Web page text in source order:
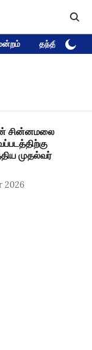
தந்தி டிவி
சின்னமலை
முதல்வர்
2026